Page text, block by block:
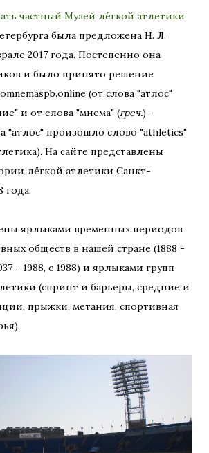
частный Музей лёгкой атлетики
была предложена Н. Л.
2017 года. Постепенно она
и было принято решение
(от слова "атлос"
и от слова "мнема" (греч.) -
"атлос" произошло слово "athletics"
На сайте представлены
лёгкой атлетики Санкт-
года.
ярлыками временных периодов
обществ в нашей стране (1888 -
- 1988, с 1988) и ярлыками групп
(спринт и барьеры, средние и
прыжки, метания, спортивная